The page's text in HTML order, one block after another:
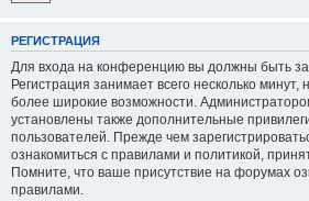
РЕГИСТРАЦИЯ
Для входа на конференцию вы должны быть
Регистрация занимает всего несколько минут,
более широкие возможности.
установлены также дополнительные
пользователей. Прежде чем
ознакомиться с правилами и политикой,
Помните, что ваше присутствие на форумах
правилами.